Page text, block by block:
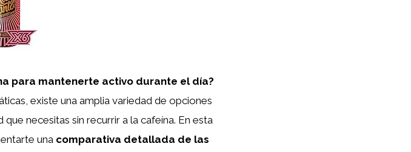
para mantenerte activo durante el día?
existe una amplia variedad de opciones
necesitas sin recurrir a la cafeína. En esta
una comparativa detallada de las